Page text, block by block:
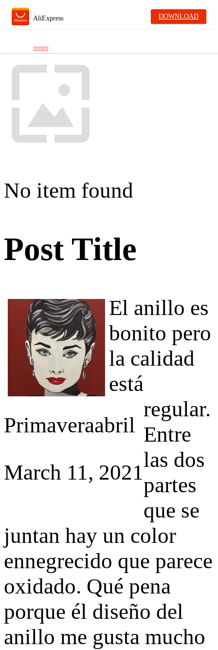
AliExpress DOWNLOAD
No item found
Post Title
Primaveraabril
March 11, 2021
El anillo es
bonito pero
la calidad
está
regular.
Entre
las dos
partes
que se
juntan hay un color
ennegrecido que parece
oxidado. Qué pena
porque él diseño del
anillo me gusta mucho